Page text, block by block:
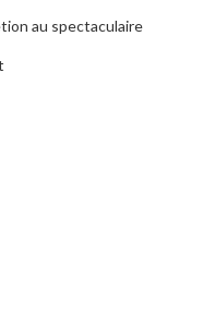
au spectaculaire